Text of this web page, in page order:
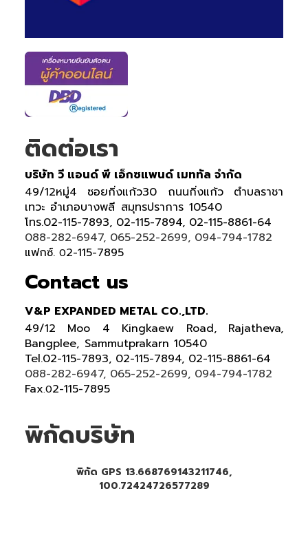
ติดต่อเรา
บริษัท วี แอนด์ พี เอ็กซแพนด์ เมททัล จำกัด
49/12หมู่4 ซอยกิ่งแก้ว30 ถนนกิ่งแก้ว ตำบลราชา
เทวะ อำเภอบางพลี สมุทรปราการ 10540
โทร.02-115-7893, 02-115-7894, 02-115-8861-64
088-282-6947, 065-252-2699, 094-794-1782
แฟกซ์. 02-115-7895
Contact us
V&P EXPANDED METAL CO.,LTD.
49/12 Moo 4 Kingkaew Road, Rajatheva,
Bangplee, Sammutprakarn 10540
Tel.02-115-7893, 02-115-7894, 02-115-8861-64
088-282-6947, 065-252-2699, 094-794-1782
Fax.02-115-7895
พิกัดบริษัท
พิกัด GPS 13.668769143211746,
100.72424726577289